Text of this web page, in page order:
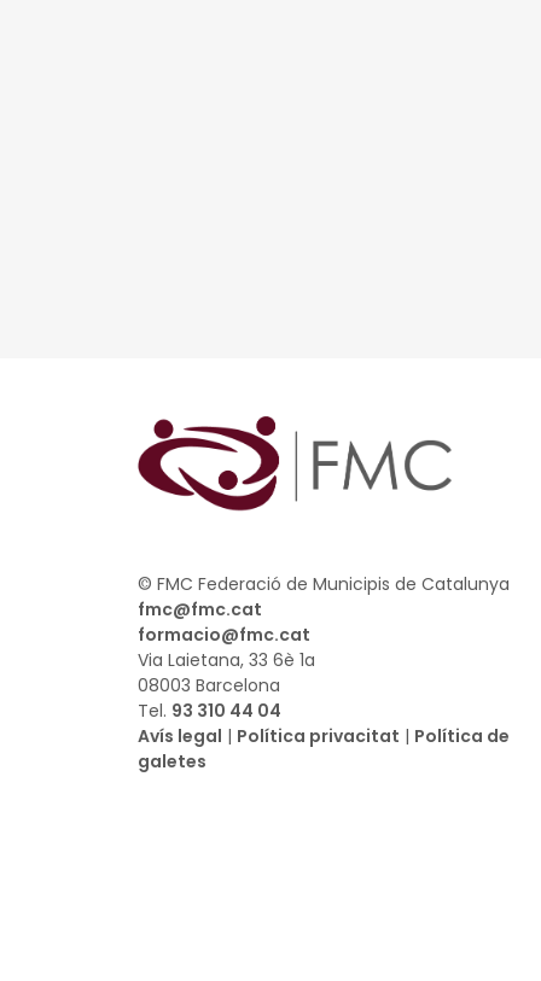
© FMC Federació de Municipis de Catalunya
fmc@fmc.cat
formacio@fmc.cat
Via Laietana, 33 6è 1a
08003 Barcelona
Tel. 93 310 44 04
Avís legal | Política privacitat | Política de
galetes